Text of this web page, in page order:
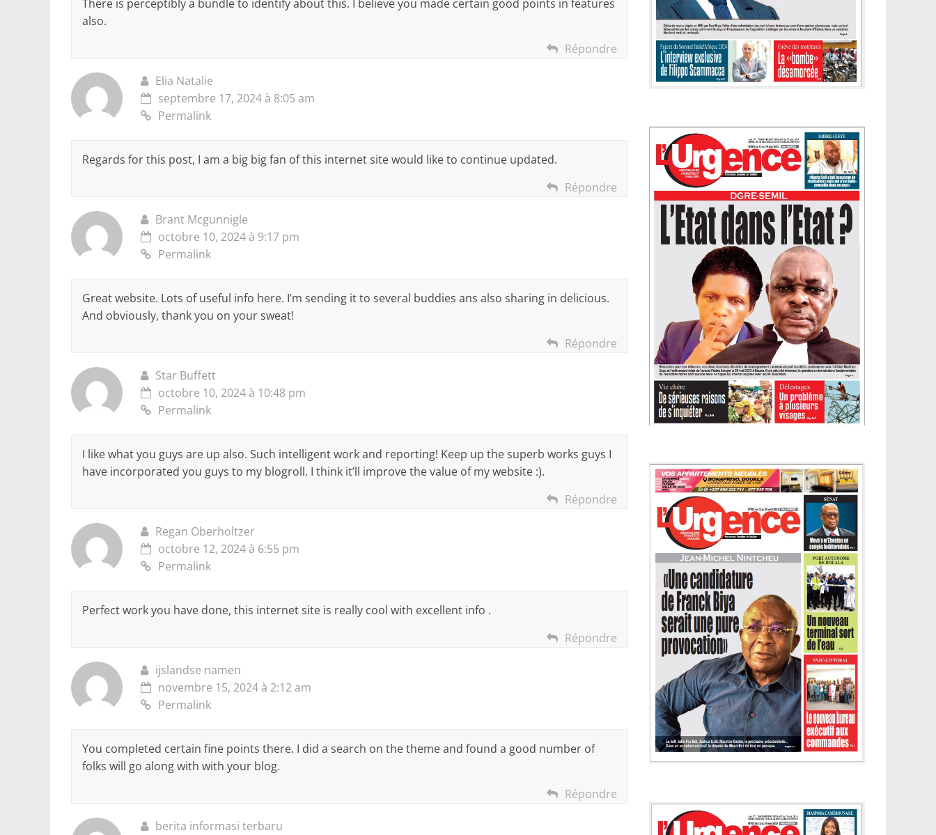
There is perceptibly a bundle to identify about this. I believe you made certain good points in features
also.
Répondre
Elia Natalie
septembre 17, 2024 à 8:05 am
Permalink
Regards for this post, I am a big big fan of this internet site would like to continue updated.
Répondre
Brant Mcgunnigle
octobre 10, 2024 à 9:17 pm
Permalink
Great website. Lots of useful info here. I’m sending it to several buddies ans also sharing in delicious.
And obviously, thank you on your sweat!
Répondre
Star Buffett
octobre 10, 2024 à 10:48 pm
Permalink
I like what you guys are up also. Such intelligent work and reporting! Keep up the superb works guys I
have incorporated you guys to my blogroll. I think it’ll improve the value of my website :).
Répondre
Regan Oberholtzer
octobre 12, 2024 à 6:55 pm
Permalink
Perfect work you have done, this internet site is really cool with excellent info .
Répondre
ijslandse namen
novembre 15, 2024 à 2:12 am
Permalink
You completed certain fine points there. I did a search on the theme and found a good number of
folks will go along with with your blog.
Répondre
berita informasi terbaru